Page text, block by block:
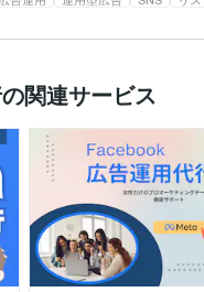
関連サービス